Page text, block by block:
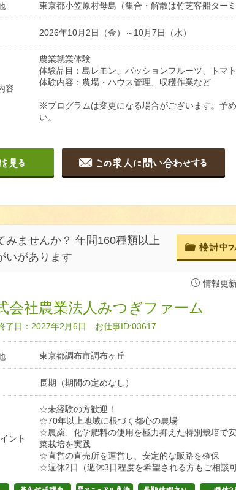
東京都小笠原村母島（集合・解散は竹芝客船ターミ
2026年10月2日（金）～10月7日（水）
容
農業就業体験
体験品目：島レモン、パッションフルーツ、トマ
体験内容：農場・ハウス管理、収穫作業など
※プログラムは変更になる場合がございます。予
い。
みませんか？ 年間160種類以上
いがあります
情報更
会社農業法人みつぎファーム
了日：2027年2月6日 お仕事ID:03617
東京都調布市調布ヶ丘
長期（期間の定めなし）
ント
☆未経験の方歓迎！
☆70年以上地域に根づく都心の農場
☆農薬、化学肥料の使用を極力抑えた特別栽培で
菜栽培を実践
☆直営の直売所を運営し、安定的な販路を確保
☆週休2日（週休3日程度を希望される方もご相談可